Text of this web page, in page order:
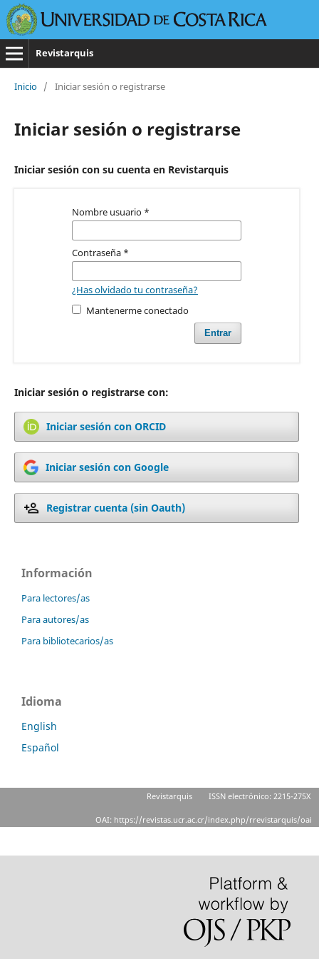
Revistarquis
Inicio / Iniciar sesión o registrarse
Iniciar sesión o registrarse
Iniciar sesión con su cuenta en Revistarquis
Nombre usuario *
Contraseña *
¿Has olvidado tu contraseña?
Mantenerme conectado
Entrar
Iniciar sesión o registrarse con:
Iniciar sesión con ORCID
Iniciar sesión con Google
Registrar cuenta (sin Oauth)
Información
Para lectores/as
Para autores/as
Para bibliotecarios/as
Idioma
English
Español
Revistarquis ISSN electrónico: 2215-275X
OAI: https://revistas.ucr.ac.cr/index.php/rrevistarquis/oai